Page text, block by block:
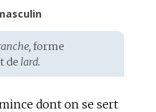
forme
de lard.
dont on se sert